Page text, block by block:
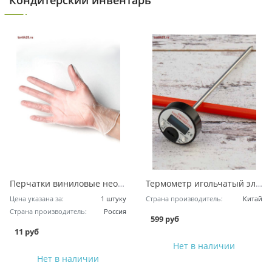
Перчатки виниловые неопудренные - размер L
Цена указана за:
1 штуку
Страна производитель:
Россия
11 руб
Нет в наличии
Термометр игольчатый электронный
Страна производитель: Китай
599 руб
Нет в наличии